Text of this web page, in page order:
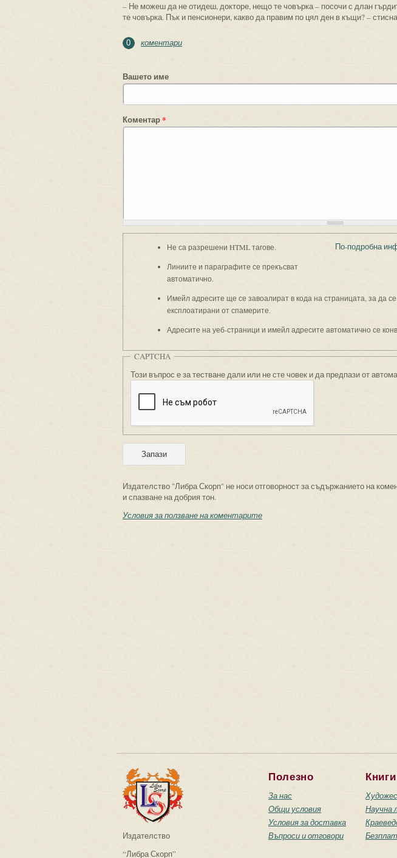
– Не можеш да не отидеш, докторе, нещо те човърка – посочи с длан
те човърка. Пък и пенсионери, какво да правим по цял ден в къщи? –
0 коментари
Вашето име
Коментар*
По-подробна
Не са разрешени HTML тагове.
Линиите и параграфите се прекъсват
автоматично.
Имейл адресите ще се завоалират в кода на страницата, за да
експлоатирани от спамерите.
Адресите на уеб-страници и имейл адресите автоматично се
CAPTCHA
Този въпрос е за тестване дали или не сте човек и да предпази от
Издателство "Либра Скорп" не носи отговорност за съдържанието на
и спазване на добрия тон.
Условия за ползване на коментарите
Издателство
“Либра Скорп”
Полезно
За нас
Общи условия
Условия за доставка
Въпроси и отговори
Книги
Научна